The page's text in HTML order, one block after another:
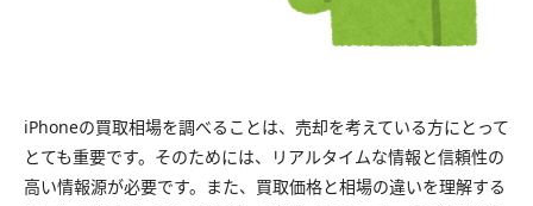
iPhoneの買取相場を調べることは、売却を考えている方にとって
とても重要です。そのためには、リアルタイムな情報と信頼性の
高い情報源が必要です。また、買取価格と相場の違いを理解する